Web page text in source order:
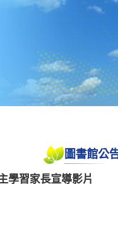
圖書館公
學習家長宣導影片